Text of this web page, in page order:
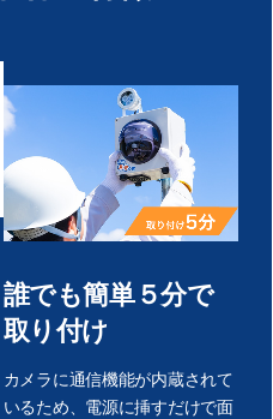
誰でも簡単５分で
取り付け
カメラに通信機能が内蔵されて
いるため、電源に挿すだけで面